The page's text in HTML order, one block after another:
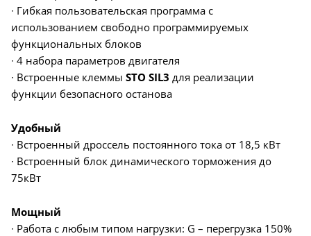
∙ Гибкая пользовательская программа с
использованием свободно программируемых
функциональных блоков
∙ 4 набора параметров двигателя
∙ Встроенные клеммы STO SIL3 для реализации
функции безопасного останова
Удобный
∙ Встроенный дроссель постоянного тока от 18,5 кВт
∙ Встроенный блок динамического торможения до
75кВт
Мощный
∙ Работа с любым типом нагрузки: G – перегрузка 150%